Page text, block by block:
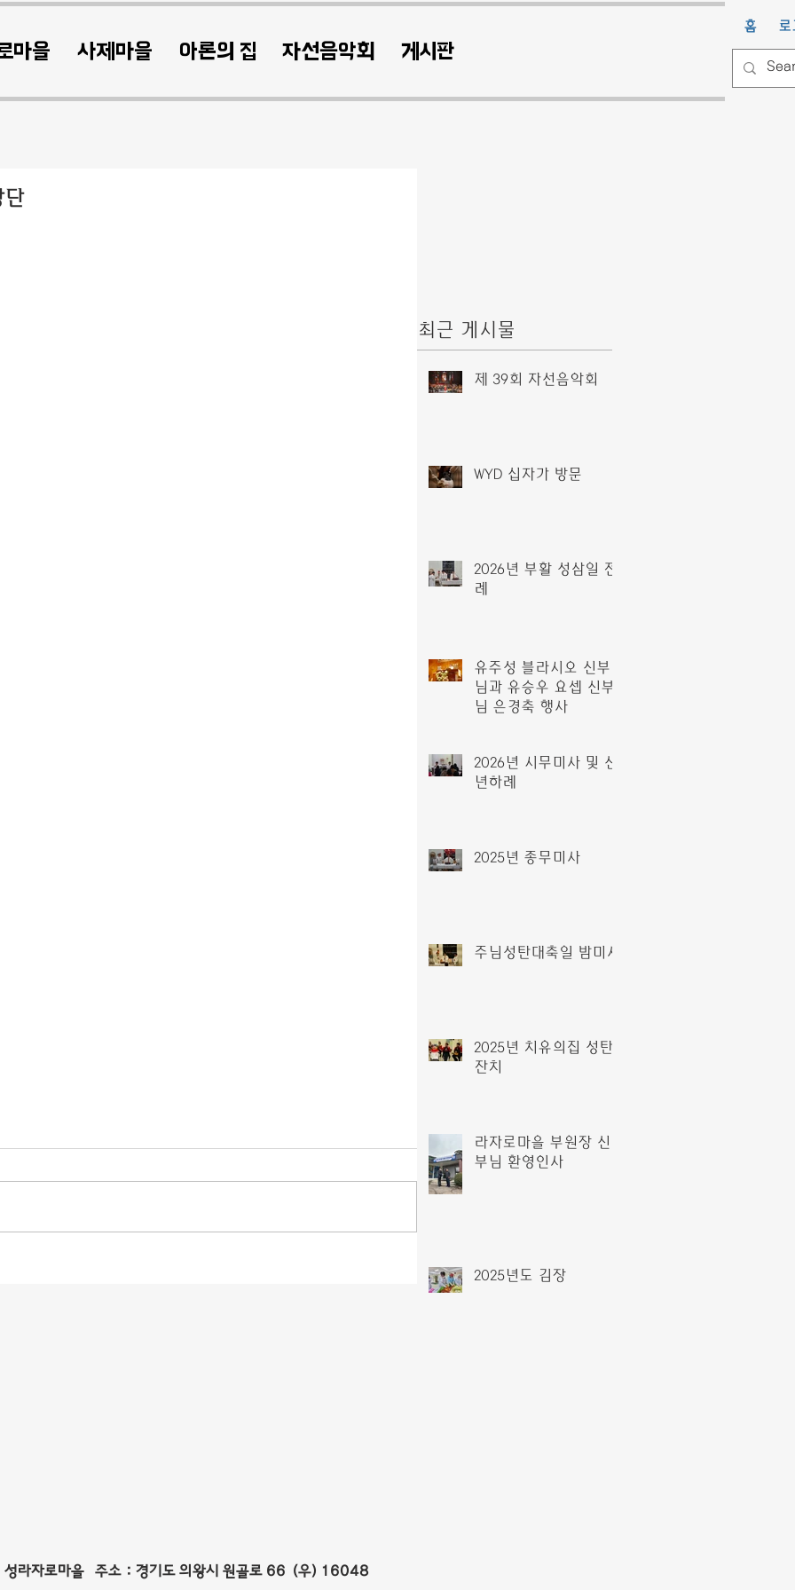
마을 사제마을 아론의 집 자선음악회 게시판
홈 로
단
최근 게시물
제 39회 자선음악회
WYD 십자가 방문
2026년 부활 성삼일 전
례
유주성 블라시오 신부
님과 유승우 요셉 신부
님 은경축 행사
2026년 시무미사 및 신
년하례
2025년 종무미사
주님성탄대축일 밤미사
2025년 치유의집 성탄
잔치
라자로마을 부원장 신
부님 환영인사
2025년도 김장
성라자로마을 주소 : 경기도 의왕시 원골로 66 (우) 16048